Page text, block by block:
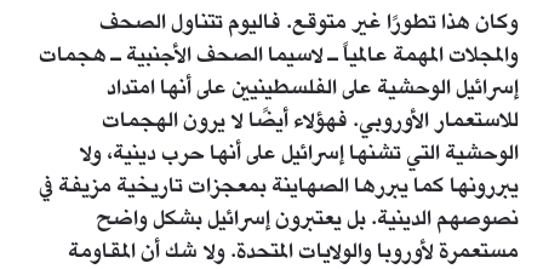
وكان هذا تطورًا غير متوقع. فاليوم تتناول الصحف
والمجلات المهمة عالمياً ـ لاسيما الصحف الأجنبية ـ هجمات
إسرائيل الوحشية على الفلسطينيين على أنها امتداد
للاستعمار الأوروبي. فهؤلاء أيضًا لا يرون الهجمات
الوحشية التي تشنها إسرائيل على أنها حرب دينية، ولا
يبررونها كما يبررها الصهاينة بمعجزات تاريخية مزيفة في
نصوصهم الدينية. بل يعتبرون إسرائيل بشكل واضح
مستعمرة لأوروبا والولايات المتحدة. ولا شك أن المقاومة